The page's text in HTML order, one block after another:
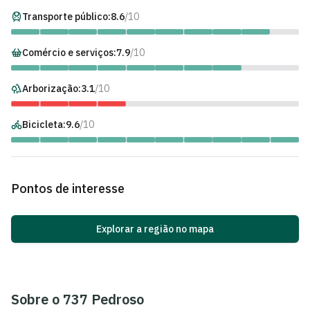
Transporte público:8.6/10
Comércio e serviços:7.9/10
Arborização:3.1/10
Bicicleta:9.6/10
Pontos de interesse
Explorar a região no mapa
Sobre o 737 Pedroso